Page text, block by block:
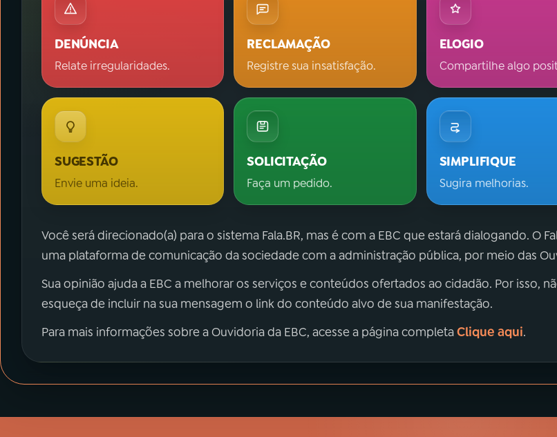
DENÚNCIA
Relate irregularidades.
RECLAMAÇÃO
Registre sua insatisfação.
ELOGIO
Compartilhe algo
SUGESTÃO
Envie uma ideia.
SOLICITAÇÃO
Faça um pedido.
SIMPLIFIQUE
Sugira melhorias.
Você será direcionado(a) para o sistema Fala.BR, mas é com a EBC que estará dialogando. O
uma plataforma de comunicação da sociedade com a administração pública, por meio das
Sua opinião ajuda a EBC a melhorar os serviços e conteúdos ofertados ao cidadão. Por isso,
esqueça de incluir na sua mensagem o link do conteúdo alvo de sua manifestação.
Para mais informações sobre a Ouvidoria da EBC, acesse a página completaClique aqui.